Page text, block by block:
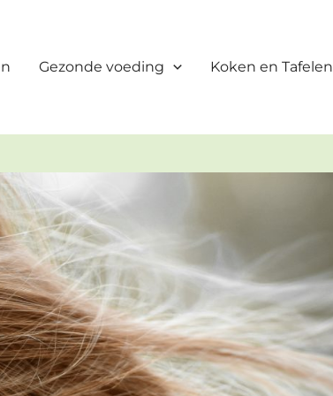
Gezonde voeding Koken en Tafelen